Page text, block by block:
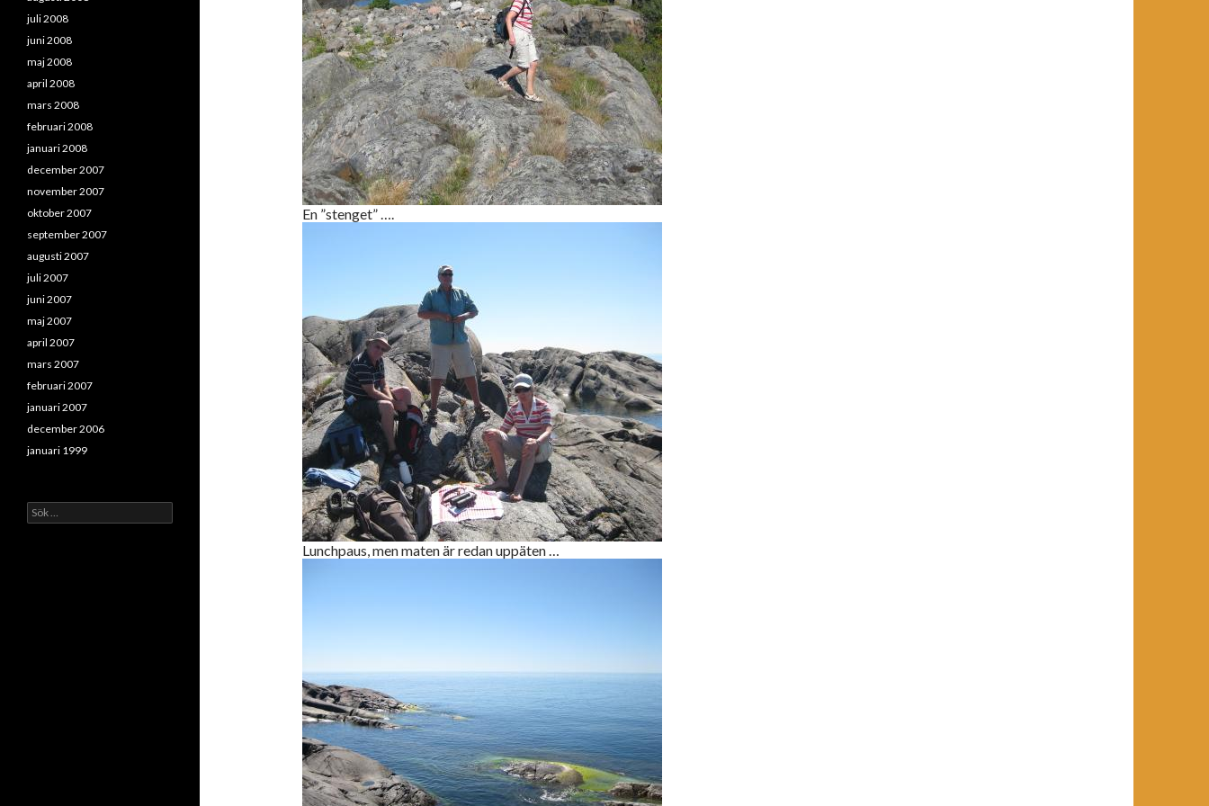
En ”stenget” ….
Lunchpaus, men maten är redan uppäten …
juli 2008
juni 2008
maj 2008
april 2008
mars 2008
februari 2008
januari 2008
december 2007
november 2007
oktober 2007
september 2007
augusti 2007
juli 2007
juni 2007
maj 2007
april 2007
mars 2007
februari 2007
januari 2007
december 2006
januari 1999
Sök
efter: